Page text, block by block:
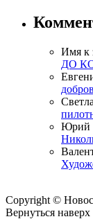
Имя к
ДО
Юрий
Copyright ©
Вернуться наверх